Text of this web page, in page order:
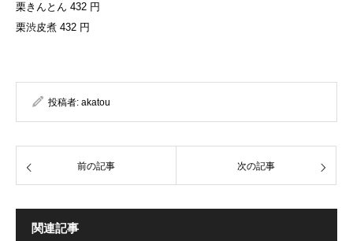
栗きんとん 432 円
栗渋皮煮 432 円
投稿者: akatou
前の記事 次の記事
関連記事